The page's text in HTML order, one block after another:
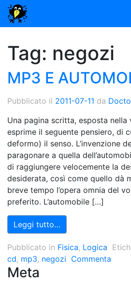
Tag: negozi
MP3 E
Pubblicato il 2011-07-11 da
Una pagina scritta, esposta
esprime il seguente pensiero, di
deformo) il senso. L’invenzione
paragonare a quella
di raggiungere velocemente la
desiderata, così come quello dà
breve tempo l’opera omnia del
preferito. L’automobile […]
Leggi tutto…
Pubblicato in Fisica, Logica
cd, mp3, negozi Commenta
Meta